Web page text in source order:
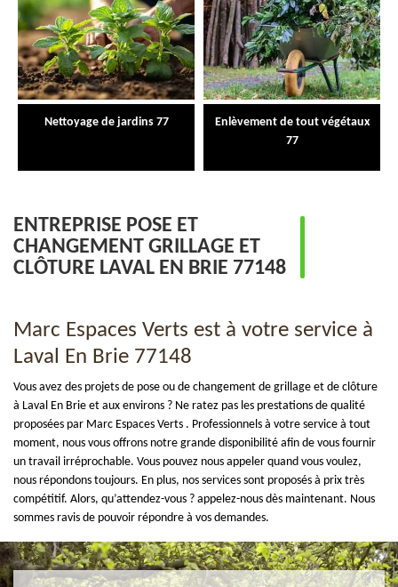
Nettoyage de jardins 77
Enlèvement de tout végétaux
77
ENTREPRISE POSE ET
CHANGEMENT GRILLAGE ET
CLÔTURE LAVAL EN BRIE 77148
Marc Espaces Verts est à votre service à
Laval En Brie 77148
Vous avez des projets de pose ou de changement de grillage et de clôture
à Laval En Brie et aux environs ? Ne ratez pas les prestations de qualité
proposées par Marc Espaces Verts . Professionnels à votre service à tout
moment, nous vous offrons notre grande disponibilité afin de vous fournir
un travail irréprochable. Vous pouvez nous appeler quand vous voulez,
nous répondons toujours. En plus, nos services sont proposés à prix très
compétitif. Alors, qu’attendez-vous ? appelez-nous dès maintenant. Nous
sommes ravis de pouvoir répondre à vos demandes.